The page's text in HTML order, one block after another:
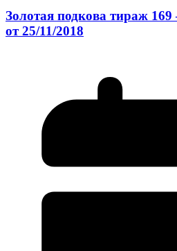
Золотая подкова тираж
от 25/11/2018